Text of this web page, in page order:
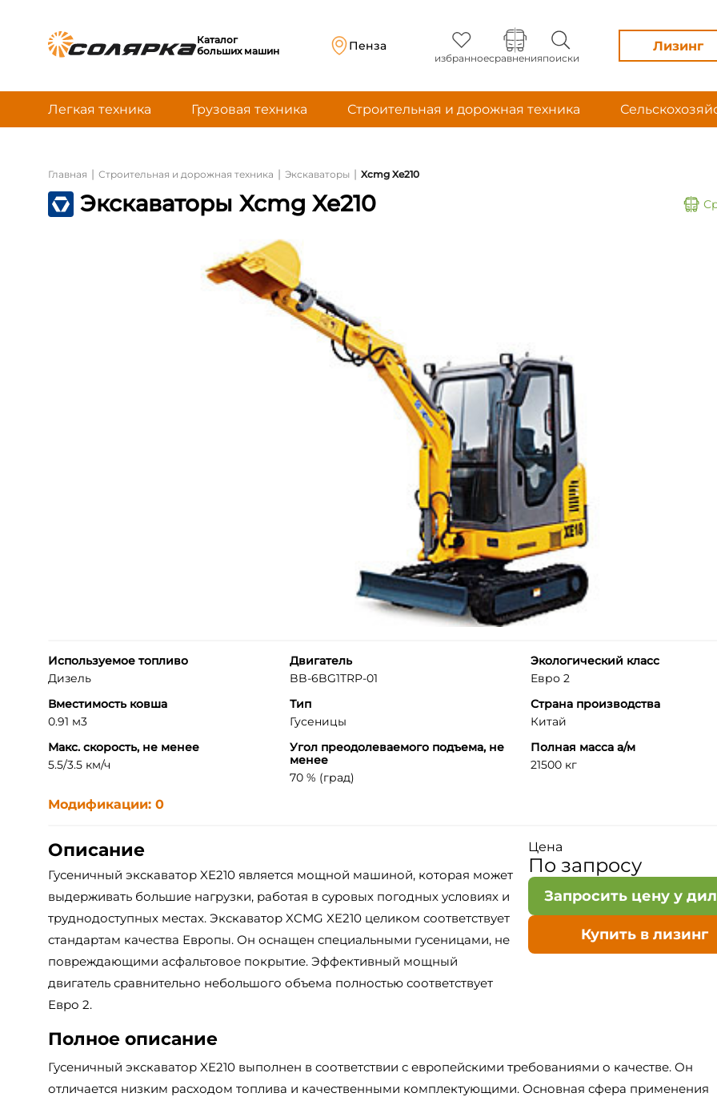
Каталог
больших машин
Пенза
избранноесравненияпоиски
Лизинг
Легкая техника Грузовая техника Строительная и дорожная техника
Главная | Строительная и дорожная техника | Экскаваторы | Xcmg Xe210
Экскаваторы Xcmg Xe210
Используемое топливо
Дизель
Двигатель
BB-6BG1TRP-01
Экологический класс
Евро 2
Вместимость ковша
0.91 м3
Тип
Гусеницы
Страна производства
Китай
Макс. скорость, не менее
5.5/3.5 км/ч
Угол преодолеваемого подъема, не
менее
70 % (град)
Полная масса а/м
21500 кг
Модификации: 0
Описание
Гусеничный экскаватор XE210 является мощной машиной, которая может
выдерживать большие нагрузки, работая в суровых погодных условиях и
труднодоступных местах. Экскаватор XCMG XE210 целиком соответствует
стандартам качества Европы. Он оснащен специальными гусеницами, не
повреждающими асфальтовое покрытие. Эффективный мощный
двигатель сравнительно небольшого объема полностью соответствует
Евро 2.
Цена
По запросу
Запросить цену у
Купить в лизинг
Полное описание
Гусеничный экскаватор XE210 выполнен в соответствии с европейскими требованиями о качестве. Он
отличается низким расходом топлива и качественными комплектующими. Основная сфера применения